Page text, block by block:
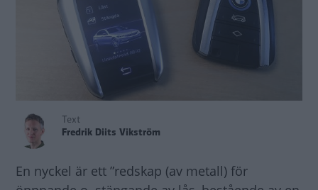
Text
Fredrik Diits Vikström
En nyckel är ett ”redskap (av metall) för